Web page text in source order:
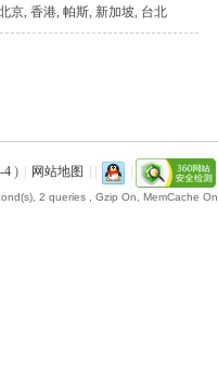
京, 香港, 帕斯, 新加坡, 台北
4 ) 网站地图
2 queries , Gzip On, MemCache On.